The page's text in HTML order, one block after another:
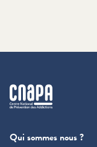
cnapa
Qui sommes nous ?